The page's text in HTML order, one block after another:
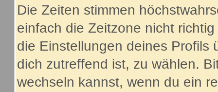
Die Zeiten stimmen
einfach die Zeitzone nicht
die Einstellungen deines Profils
dich zutreffend ist, zu wählen.
wechseln kannst, wenn du ein